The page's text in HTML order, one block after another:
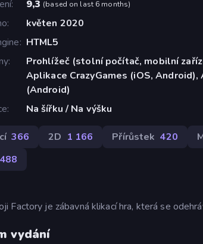
9,3 (based on last 6 months)
květen 2020
HTML5
Prohlížeč (stolní počítač, mobilní
Aplikace CrazyGames (iOS, Android),
(Android)
Na šířku / Na výšku
366 2D 1 166 Přírůstek 420
488
Factory je zábavná klikací hra, která se
vydání